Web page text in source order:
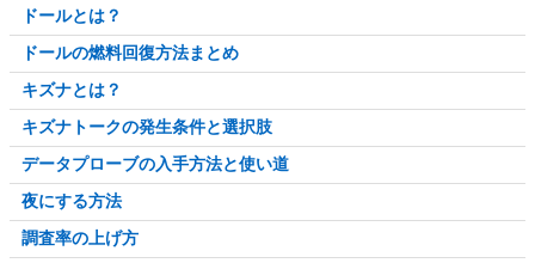
ドールとは？
ドールの燃料回復方法まとめ
キズナとは？
キズナトークの発生条件と選択肢
データプローブの入手方法と使い道
夜にする方法
調査率の上げ方